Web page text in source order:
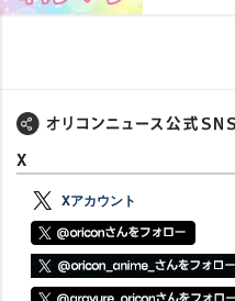
X
Xアカウント